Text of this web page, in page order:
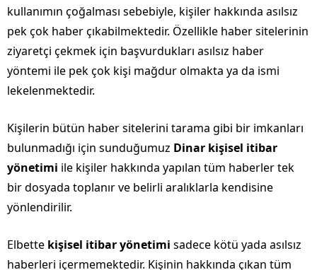
kullanımın çoğalması sebebiyle, kişiler hakkında asılsız
pek çok haber çıkabilmektedir. Özellikle haber sitelerinin
ziyaretçi çekmek için başvurdukları asılsız haber
yöntemi ile pek çok kişi mağdur olmakta ya da ismi
lekelenmektedir.
Kişilerin bütün haber sitelerini tarama gibi bir imkanları
bulunmadığı için sunduğumuz Dinar kişisel itibar
yönetimi ile kişiler hakkında yapılan tüm haberler tek
bir dosyada toplanır ve belirli aralıklarla kendisine
yönlendirilir.
Elbette kişisel itibar yönetimi sadece kötü yada asılsız
haberleri içermemektedir. Kişinin hakkında çıkan tüm